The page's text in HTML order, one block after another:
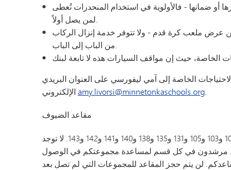
ضمانها - فالأولوية في استخدام المنحدرات تُعطى
لمن يصل أولاً.
عرض ملعب كرة قدم - ولا تتوفر خدمة إنزال الركاب
من الباب إلى الباب.
الخاصة إلى آمي ليفورسي على العنوان البريدي
amy.livorsi@minnetonkaschools.org.
مقاعد الضيوف
ستكون مقاعد الضيوف في الطابق السفلي، في الأقسام 101 و103 و105 و131 و135 و138 و140 و141 و142 و143. لا توجد
مرشدون في كل قسم لمساعدة مجموعتكم في الوصول